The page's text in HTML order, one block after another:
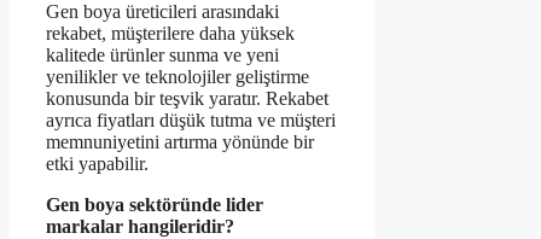
Gen boya üreticileri arasındaki
rekabet, müşterilere daha yüksek
kalitede ürünler sunma ve yeni
yenilikler ve teknolojiler geliştirme
konusunda bir teşvik yaratır. Rekabet
ayrıca fiyatları düşük tutma ve müşteri
memnuniyetini artırma yönünde bir
etki yapabilir.
Gen boya sektöründe lider
markalar hangileridir?